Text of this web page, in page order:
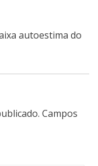
autoestima do
Campos